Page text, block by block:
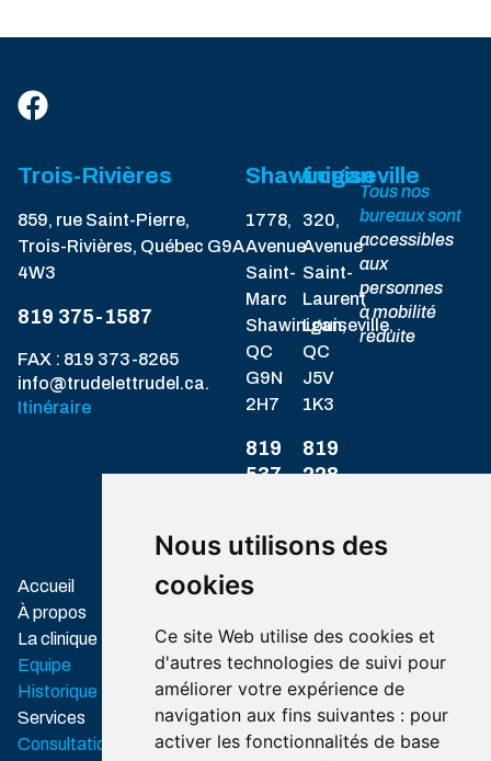
Nous utilisons des
cookies
Ce site Web utilise des cookies et
d'autres technologies de suivi pour
améliorer votre expérience de
navigation aux fins suivantes : pour
activer les fonctionnalités de base
Trois-Rivières
859, rue Saint-Pierre,
Trois-Rivières, Québec G9A
4W3
819 375-1587
FAX : 819 373-8265
info@trudelettrudel.ca.
Itinéraire
Shawinigan
1778,
Avenue
Saint-
Marc
Shawinigan,
QC
G9N
2H7
819
537-
Louiseville
320,
Avenue
Saint-
Laurent
Louiseville,
QC
J5V
1K3
819
228-
Tous nos
bureaux sont
accessibles
aux
personnes
à mobilité
réduite
Accueil
À propos
La clinique
Equipe
Historique
Services
Consultation
Associations
Ordre des
audioprothésistes
du Québec
Association
des audioprothésistes du
Québec